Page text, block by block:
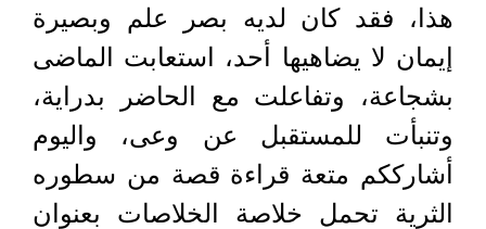
هذا، فقد كان لديه بصر علم وبصيرة
إيمان لا يضاهيها أحد، استعابت الماضى
بشجاعة، وتفاعلت مع الحاضر بدراية،
وتنبأت للمستقبل عن وعى، واليوم
أشارككم متعة قراءة قصة من سطوره
الثرية تحمل خلاصة الخلاصات بعنوان